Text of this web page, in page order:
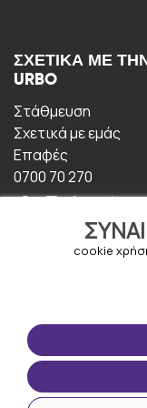
cookie
ΣΧΕΤΙΚΆ ΜΕ ΤΗΝ
URBO
Στάθμευση
Σχετικά με εμάς
Επαφές
0700 70 270
ΟΡΟΙ ΧΡΉΣΗΣ
Οροι και
Πολιτική